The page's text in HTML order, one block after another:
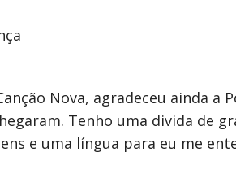
Nova, agradeceu ainda a
Tenho uma divida de
e uma língua para eu me